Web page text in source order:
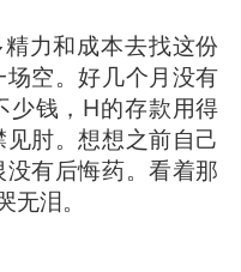
力和成本去找这份
空。好几个月没有
少钱，H的存款用得
肘。想想之前自己
有后悔药。看着那
泪。